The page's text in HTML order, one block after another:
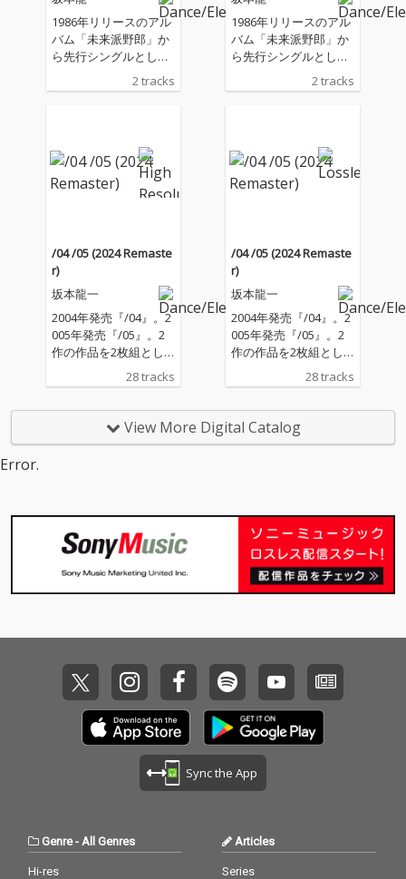
1986年リリースのアル
バム「未来派野郎」か
ら先行シングルとして
T.」が配信開始。 「G.
で、タイトル通りスピ
ード感溢れる、ダンサ
ブルな エレクトリッ
Y.の伝説的DJ、ラリ
ー・レヴァンがプロデ
ュースしていたグルー
プ 「NYC Peech Boy
s」のメンバーで、ロ
ーリング・ストーンズ
のバック・ヴォーカル
ナード・ファウラーを
T.」とは対照的にショ
ート・リンゼイが参
加。後にピアノ・トリ
オやピアノ・ソロでも
演奏され続けた坂本龍
一の代表作の一つ。 リ
メリークリスマス」の
もリマスタリングを手
掛けたHeba Kadryを
起用した。
2 tracks
1986年リリースのアル
バム「未来派野郎」か
ら先行シングルとして
T.」が配信開始。 「G.
で、タイトル通りスピ
ード感溢れる、ダンサ
ブルな エレクトリッ
Y.の伝説的DJ、ラリ
ー・レヴァンがプロデ
ュースしていたグルー
プ 「NYC Peech Boy
s」のメンバーで、ロ
ーリング・ストーンズ
のバック・ヴォーカル
ナード・ファウラーを
T.」とは対照的にショ
ート・リンゼイが参
加。後にピアノ・トリ
オやピアノ・ソロでも
演奏され続けた坂本龍
一の代表作の一つ。 リ
メリークリスマス」の
もリマスタリングを手
掛けたHeba Kadryを
起用した。
2 tracks
/04 /05 (2024 Remaste
r)
坂本龍一
2004年発売『/04』。2
005年発売『/05』。2
作の作品を2枚組とし
て最新リマスターによ
り再発売。映画テーマ
品、YMO楽曲など、坂
本龍一クラシックスの
スト・アルバムともい
える作品!
28 tracks
/04 /05 (2024 Remaste
r)
坂本龍一
2004年発売『/04』。2
005年発売『/05』。2
作の作品を2枚組とし
て最新リマスターによ
り再発売。映画テーマ
品、YMO楽曲など、坂
本龍一クラシックスの
スト・アルバムともい
える作品!
28 tracks
View More Digital Catalog
Error.
Sync the App
Genre- All Genres
Hi-res
Articles
Series